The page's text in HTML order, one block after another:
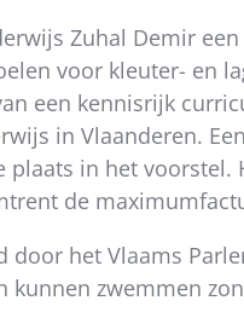
Zuhal Demir
voor kleuter- en
een kennisrijk
in Vlaanderen.
in het
de
het Vlaams
zwemmen